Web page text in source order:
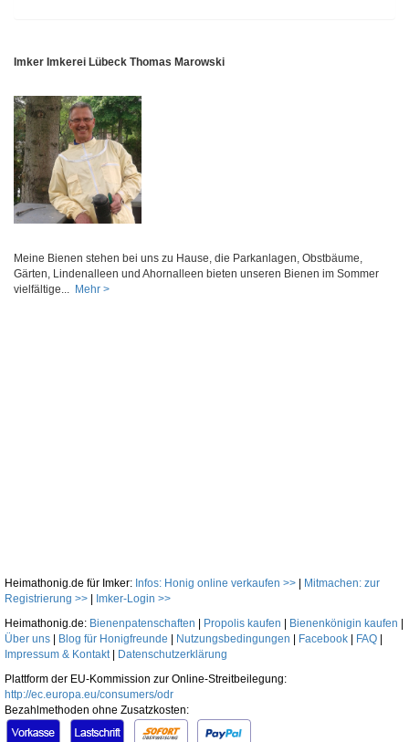
Imker Imkerei Lübeck Thomas Marowski
Meine Bienen stehen bei uns zu Hause, die Parkanlagen, Obstbäume,
Gärten, Lindenalleen und Ahornalleen bieten unseren Bienen im Sommer
vielfältige... Mehr >
Heimathonig.de für Imker: Infos: Honig online verkaufen >>
Mitmachen: zur
Registrierung >>
Imker-Login >>
Heimathonig.de: Bienenpatenschaften Propolis kaufen Bienenkönigin kaufen
Über uns
Blog für Honigfreunde Nutzungsbedingungen Facebook FAQ
Impressum & Kontakt|
Datenschutzerklärung
Plattform der EU-Kommission zur Online-Streitbeilegung:
http://ec.europa.eu/consumers/odr
Bezahlmethoden ohne Zusatzkosten: